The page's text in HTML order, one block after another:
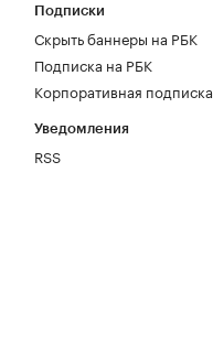
Подписки
Скрыть баннеры на РБК
Подписка на РБК
Корпоративная подписка
Уведомления
RSS